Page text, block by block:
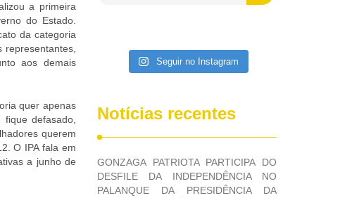
a primeira
do Estado.
da categoria
aos demais
quer apenas
defasado,
querem
O IPA fala em
a junho de
Seguir no Instagram
Notícias recentes
GONZAGA PATRIOTA PARTICIPA DO
DESFILE DA INDEPENDÊNCIA NO
PALANQUE DA PRESIDÊNCIA DA